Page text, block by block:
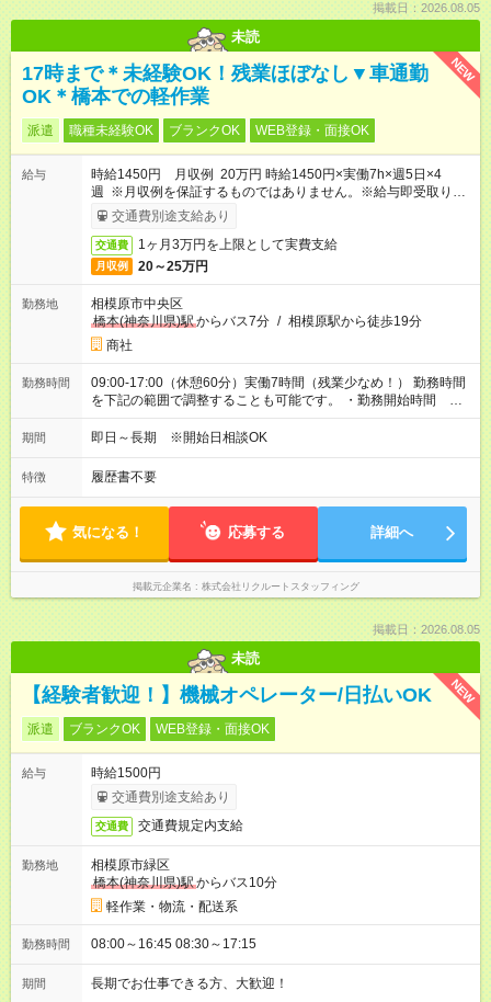
掲載日：2026.08.05
未読
NEW
17時まで＊未経験OK！残業ほぼなし▼車通勤
OK＊橋本での軽作業
派遣 職種未経験OK ブランクOK WEB登録・面接OK
給与
時給1450円 月収例 20万円 時給1450円×実働7h×週5日×4
週 ※月収例を保証するものではありません。※給与即受取りサ
ービス利用可（利用条件有）
交通費別途支給あり
交通費 1ヶ月3万円を上限として実費支給
月収例 20～25万円
勤務地
相模原市中央区
橋本(神奈川県)駅からバス7分 / 相模原駅から徒歩19分
商社
勤務時間
09:00-17:00（休憩60分）実働7時間（残業少なめ！） 勤務時間
を下記の範囲で調整することも可能です。 ・勤務開始時間
09:00～09:30 ・勤務終了時間 16:30～17:00 ・実働 06:00～
07:00
期間 即日～長期 ※開始日相談OK
特徴 履歴書不要
気になる！ 応募する 詳細へ
掲載元企業名 株式会社リクルートスタッフィング
掲載日：2026.08.05
未読
NEW
【経験者歓迎！】機械オペレーター/日払いOK
派遣 ブランクOK WEB登録・面接OK
給与
時給1500円
交通費別途支給あり
交通費 交通費規定内支給
勤務地
相模原市緑区
橋本(神奈川県)駅からバス10分
軽作業・物流・配送系
勤務時間 08:00～16:45 08:30～17:15
期間 長期でお仕事できる方、大歓迎！